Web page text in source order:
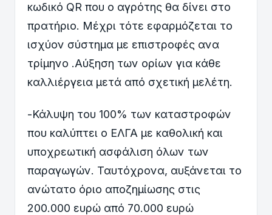
κωδικό QR που ο αγρότης θα δίνει στο
πρατήριο. Μέχρι τότε εφαρμόζεται το
ισχύον σύστημα με επιστροφές ανα
τρίμηνο .Αύξηση των ορίων για κάθε
καλλιέργεια μετά από σχετική μελέτη.
-Κάλυψη του 100% των καταστροφών
που καλύπτει ο ΕΛΓΑ με καθολική και
υποχρεωτική ασφάλιση όλων των
παραγωγών. Ταυτόχρονα, αυξάνεται το
ανώτατο όριο αποζημίωσης στις
200.000 ευρώ από 70.000 ευρώ